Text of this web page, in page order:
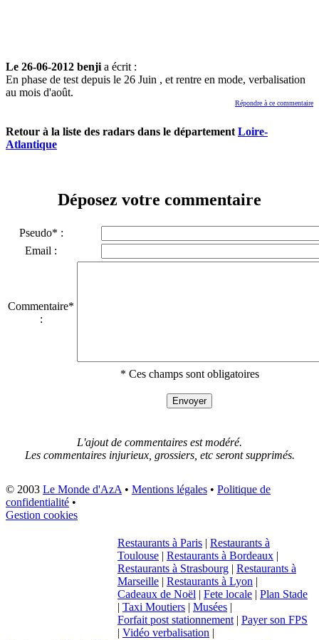
Le 26-06-2012 benji a écrit :
En phase de test depuis le 26 Juin , et rentre en mode, verbalisation
au mois d'août.
Répondre à ce commentaire
Retour à la liste des radars dans le département Loire-
Atlantique
Déposez votre commentaire
Pseudo* :
Email :
Commentaire*
:
* Ces champs sont obligatoires
L'ajout de commentaires est modéré.
Les commentaires injurieux, grossiers, etc seront supprimés.
© 2003 Le Monde d'AzA • Mentions légales • Politique de
confidentialité •
Gestion cookies
Restaurants à Paris | Restaurants à
Toulouse | Restaurants à Bordeaux |
Restaurants à Strasbourg | Restaurants à
Marseille | Restaurants à Lyon |
Cadeaux de Noël | Fete locale | Plan Stade
| Taxi Moutiers | Musées |
Forfait post stationnement | Payer son FPS
| Vidéo verbalisation |